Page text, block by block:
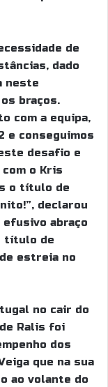
de
dado
neste
braços.
com a equipa,
e conseguimos
desafio e
o Kris
o título de
declarou
efusivo abraço
título de
estreia no
no cair do
Ralis foi
dos
que na sua
ao volante do